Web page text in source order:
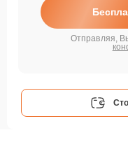
Отправляя,